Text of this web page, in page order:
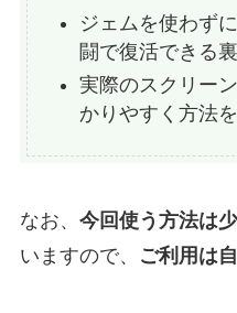
ジェムを使わず
闘で復活できる
実際のスクリー
かりやすく方法
なお、 今回使う方法は
いますので、
ご利用は